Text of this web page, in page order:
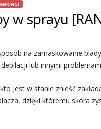
w sprayu
na zamaskowanie
lub innymi
jest w stanie znieść
dzięki któremu skóra